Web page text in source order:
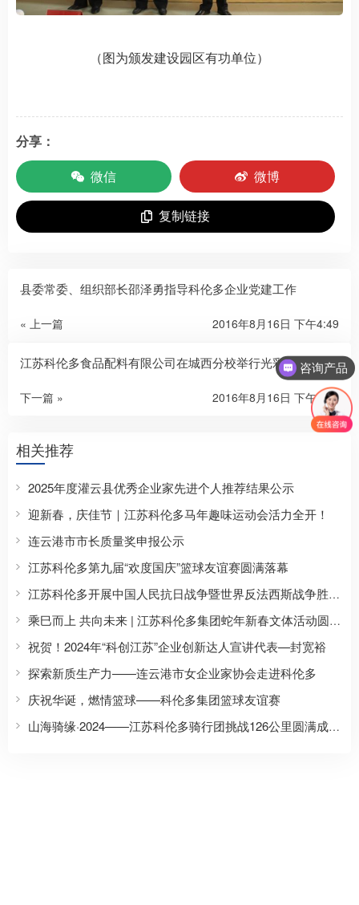
（图为颁发建设园区有功单位）
分享：
微信
微博
复制链接
县委常委、组织部长邵泽勇指导科伦多企业党建工作
« 上一篇 2016年8月16日 下午4:49
江苏科伦多食品配料有限公司在城西分校举行光彩助学活动
下一篇 » 2016年8月16日 下午4:49
相关推荐
2025年度灌云县优秀企业家先进个人推荐结果公示
迎新春，庆佳节｜江苏科伦多马年趣味运动会活力全开！
连云港市市长质量奖申报公示
江苏科伦多第九届“欢度国庆”篮球友谊赛圆满落幕
江苏科伦多开展中国人民抗日战争暨世界反法西斯战争胜利80周年主题纪念活动
乘巳而上 共向未来 | 江苏科伦多集团蛇年新春文体活动圆满收官
祝贺！2024年“科创江苏”企业创新达人宣讲代表—封宽裕
探索新质生产力——连云港市女企业家协会走进科伦多
庆祝华诞，燃情篮球——科伦多集团篮球友谊赛
山海骑缘·2024——江苏科伦多骑行团挑战126公里圆满成功！
咨询产品